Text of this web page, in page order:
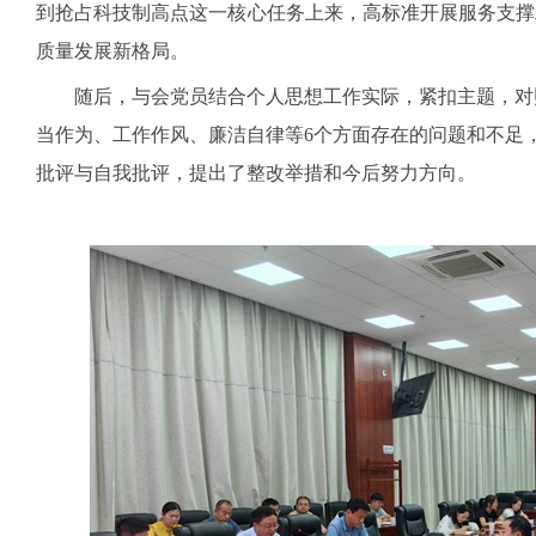
到抢占科技制高点这一核心任务上来，高标准开展服务支
质量发展新格局。
随后，与会党员结合个人思想工作实际，紧扣主题，对
当作为、工作作风、廉洁自律等6个方面存在的问题和不足
批评与自我批评，提出了整改举措和今后努力方向。